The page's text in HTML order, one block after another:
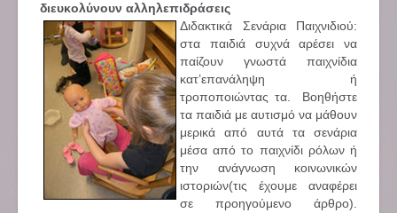
διευκολύνουν αλληλεπιδράσεις
Διδακτικά Σενάρια Παιχνιδιού:
στα παιδιά συχνά αρέσει να
παίζουν γνωστά παιχνίδια
κατ’επανάληψη ή
τροποποιώντας τα. Βοηθήστε
τα παιδιά με αυτισμό να μάθουν
μερικά από αυτά τα σενάρια
μέσα από το παιχνίδι ρόλων ή
την ανάγνωση κοινωνικών
ιστοριών(τις έχουμε αναφέρει
σε προηγούμενο άρθρο).